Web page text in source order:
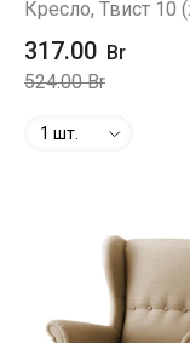
317.00 Br
524.00 Br
1 шт.